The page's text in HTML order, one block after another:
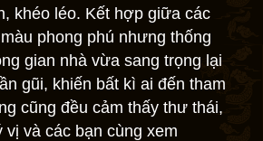
khéo léo. Kết hợp giữa các
phong phú nhưng thống
gian nhà vừa sang trọng lại
gũi, khiến bất kì ai đến tham
cũng đều cảm thấy thư thái,
vị và các bạn cùng xem